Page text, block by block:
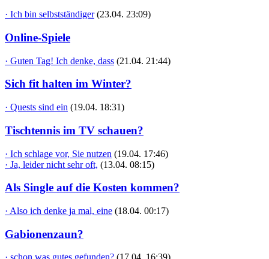
· Ich bin selbstständiger (23.04. 23:09)
Online-Spiele
· Guten Tag! Ich denke, dass (21.04. 21:44)
Sich fit halten im Winter?
· Quests sind ein (19.04. 18:31)
Tischtennis im TV schauen?
· Ich schlage vor, Sie nutzen (19.04. 17:46)
· Ja, leider nicht sehr oft, (13.04. 08:15)
Als Single auf die Kosten kommen?
· Also ich denke ja mal, eine (18.04. 00:17)
Gabionenzaun?